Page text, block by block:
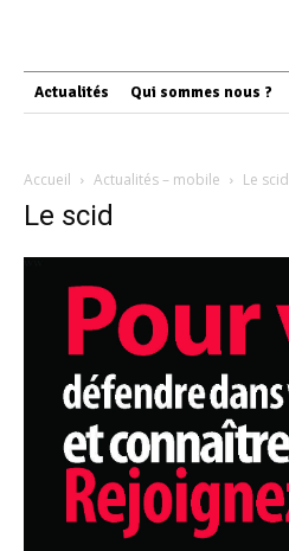
Actualités Qui sommes nous ?
Accueil Actualités – mobile Le scid
Le scid